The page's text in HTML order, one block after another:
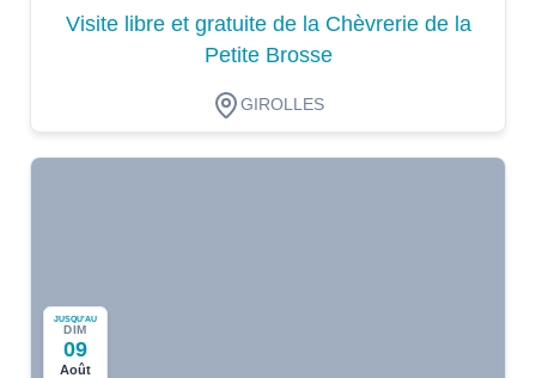
Visite libre et gratuite de la Chèvrerie de la
Petite Brosse
GIROLLES
JUSQU'AU
DIM
09
Août